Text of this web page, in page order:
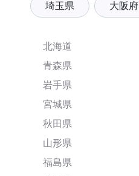
埼玉県 大阪府
北海道
青森県
岩手県
宮城県
秋田県
山形県
福島県